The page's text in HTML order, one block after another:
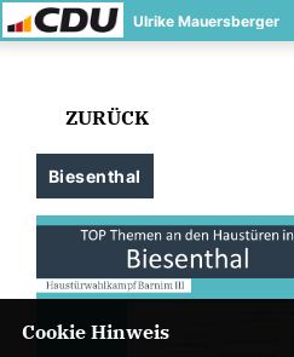
Ulrike Mauersberger
ZURÜCK
Biesenthal
Cookie Hinweis